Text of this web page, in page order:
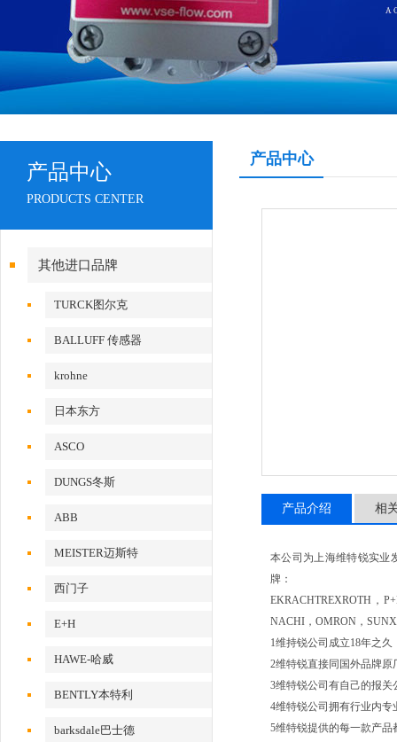
产品中心
PRODUCTS CENTER
其他进口品牌
TURCK图尔克
BALLUFF 传感器
krohne
日本东方
ASCO
DUNGS冬斯
ABB
MEISTER迈斯特
西门子
E+H
HAWE-哈威
BENTLY本特利
barksdale巴士德
产品中心
产品介绍 相
本公司为上海维特锐实业
牌：
EKRACHTREXROTH，
NACHI，OMRON，
1维持锐公司成立18年之
2维特锐直接同国外品牌
3维特锐公司有自己的报
4维特锐公司拥有行业内
5维特锐提供的每一款产